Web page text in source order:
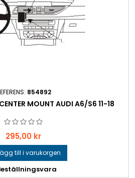
854892
MOUNT AUDI A6/S6 11-18
Pris
295,00 kr
till i varukorgen